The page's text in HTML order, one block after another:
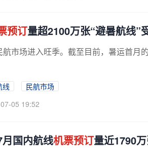
预订量超2100万张“避暑航线”
航市场进入旺季。截至目前，暑运首月
线
民航市场
05 19:52
国内航线机票预订量近1790